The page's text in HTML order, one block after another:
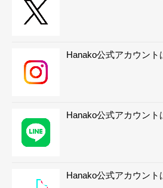
Hanako公式アカウント
Hanako公式アカウント
Hanako公式アカウント